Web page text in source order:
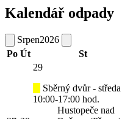
Kalendář odpady
Srpen2026
Po Út St
29
Sběrný dvůr - středa
10:00-17:00 hod.
Hustopeče nad